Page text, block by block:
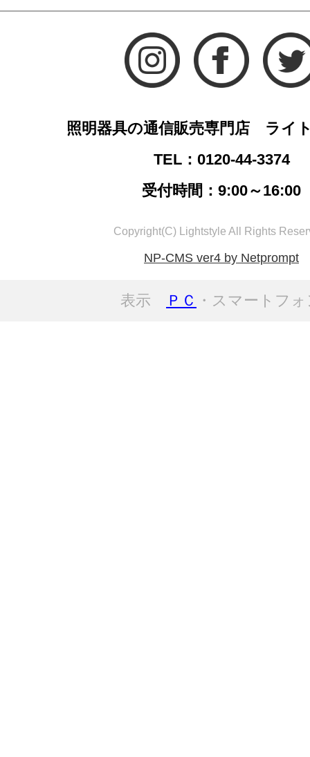
照明器具の通信販売専門店 ライ
TEL：0120-44-3374
受付時間：9:00～16:00
Copyright(C) Lightstyle All Rights
NP-CMS ver4 by Netprompt
表示 ＰＣ ・スマートフ